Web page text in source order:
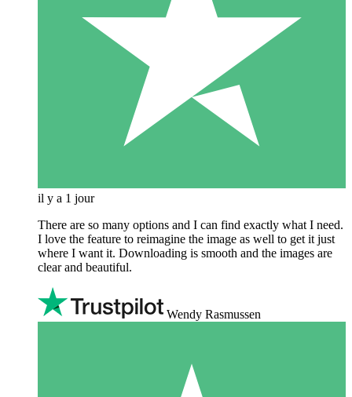
il y a 1 jour
There are so many options and I can find exactly what I need.
I love the feature to reimagine the image as well to get it just
where I want it. Downloading is smooth and the images are
clear and beautiful.
Wendy Rasmussen